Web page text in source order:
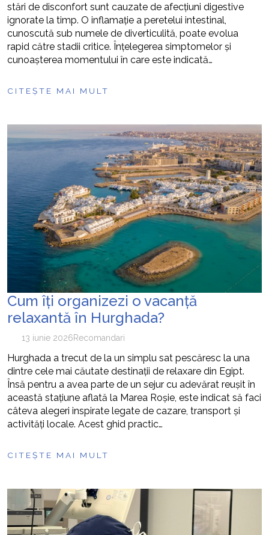
stări de disconfort sunt cauzate de afecțiuni digestive
ignorate la timp. O inflamație a peretelui intestinal,
cunoscută sub numele de diverticulită, poate evolua
rapid către stadii critice. Înțelegerea simptomelor și
cunoașterea momentului în care este indicată…
CITEȘTE MAI MULT
Cum îți organizezi o vacanță
relaxantă în Hurghada?
13 iunie 2026Recomandari
Hurghada a trecut de la un simplu sat pescăresc la una
dintre cele mai căutate destinații de relaxare din Egipt.
Însă pentru a avea parte de un sejur cu adevărat reușit în
această stațiune aflată la Marea Roșie, este indicat să faci
câteva alegeri inspirate legate de cazare, transport și
activități locale. Acest ghid practic…
CITEȘTE MAI MULT